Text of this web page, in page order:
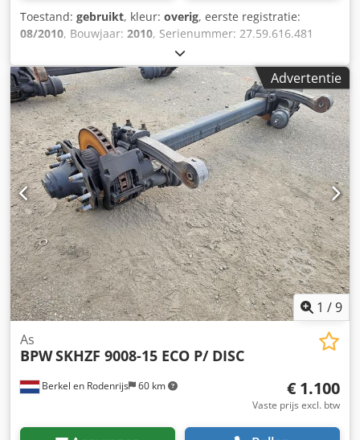
Toestand: gebruikt, kleur: overig, eerste registratie:
08/2010, Bouwjaar: 2010, Serienummer: 27.59.616.481
Cedpfozr Aybox Ak Usha Wij hebben meer dan 100 assen
op voorraad. Neem contact met ons op als u niet kunt
vinden wat u zoekt.
Advertentie
1 /9
Berkel en Rodenrijs 60 km
As
BPWSKHZF 9008-15 ECO P/ DISC
€ 1.100
Vaste prijs excl. btw